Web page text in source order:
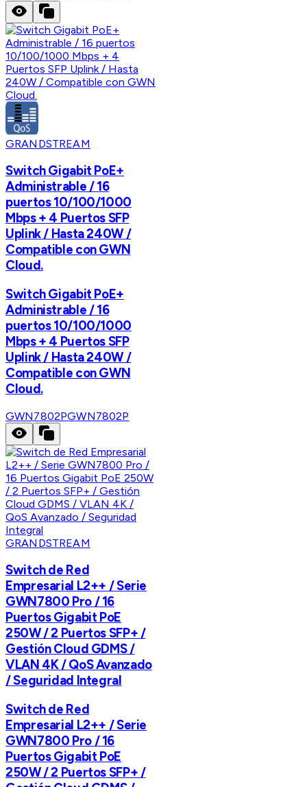
GRANDSTREAM
Switch Gigabit PoE+
Administrable / 16
puertos 10/100/1000
Mbps + 4 Puertos SFP
Uplink / Hasta 240W /
Compatible con GWN
Cloud.
Switch Gigabit PoE+
Administrable / 16
puertos 10/100/1000
Mbps + 4 Puertos SFP
Uplink / Hasta 240W /
Compatible con GWN
Cloud.
GWN7802PGWN7802P
GRANDSTREAM
Switch de Red
Empresarial L2++ / Serie
GWN7800 Pro / 16
Puertos Gigabit PoE
250W / 2 Puertos SFP+ /
Gestión Cloud GDMS /
VLAN 4K / QoS Avanzado
/ Seguridad Integral
Switch de Red
Empresarial L2++ / Serie
GWN7800 Pro / 16
Puertos Gigabit PoE
250W / 2 Puertos SFP+ /